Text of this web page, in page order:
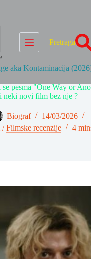
Pretraga
aka Kontaminacija
pesma "One Way or
neki novi film bez nje ?
Biograf
14/03/2026
/Filmske recenzije 4